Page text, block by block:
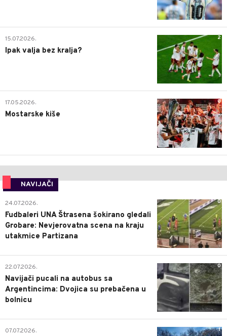
2
15.07.2026.
Ipak valja bez kralja?
0
17.05.2026.
Mostarske kiše
NAVIJAČI
0
24.07.2026.
Fudbaleri UNA Štrasena šokirano gledali
Grobare: Nevjerovatna scena na kraju
utakmice Partizana
0
22.07.2026.
Navijači pucali na autobus sa
Argentincima: Dvojica su prebačena u
bolnicu
1
07.07.2026.